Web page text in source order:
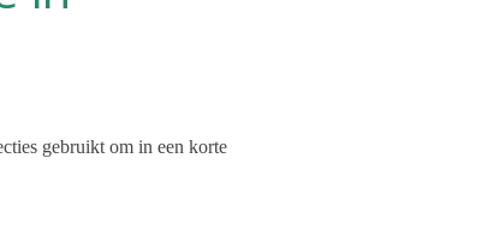
gebruikt om in een korte